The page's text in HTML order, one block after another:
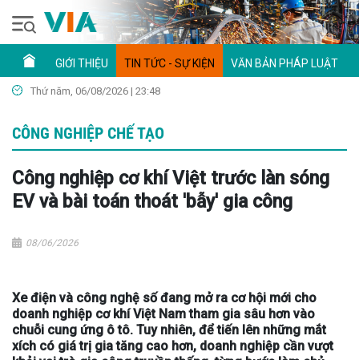
GIỚI THIỆU TIN TỨC - SỰ KIỆN VĂN BẢN PHÁP LUẬT
Thứ năm, 06/08/2026 | 23:48
CÔNG NGHIỆP CHẾ TẠO
Công nghiệp cơ khí Việt trước làn sóng
EV và bài toán thoát 'bẫy' gia công
08/06/2026
Xe điện và công nghệ số đang mở ra cơ hội mới cho
doanh nghiệp cơ khí Việt Nam tham gia sâu hơn vào
chuỗi cung ứng ô tô. Tuy nhiên, để tiến lên những mắt
xích có giá trị gia tăng cao hơn, doanh nghiệp cần vượt